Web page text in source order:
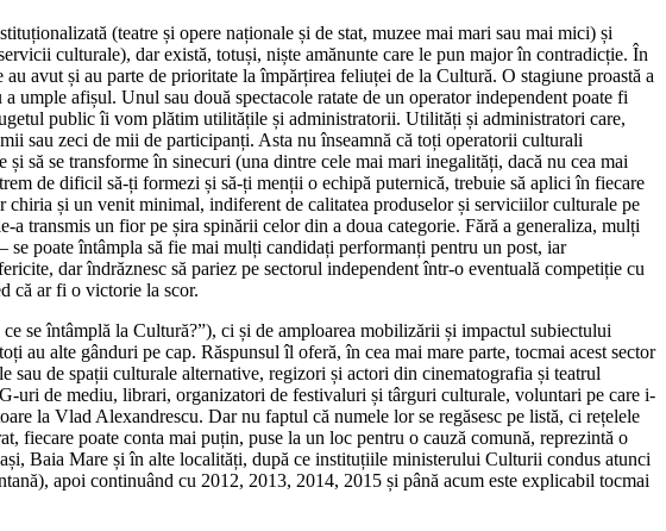
(teatre și opere naționale și de stat, muzee mai mari sau mai mici) și
culturale), dar există, totuși, niște amănunte care le pun major în contradicție. În
avut și au parte de prioritate la împărțirea feliuței de la Cultură. O stagiune proastă a
umple afișul. Unul sau două spectacole ratate de un operator independent poate fi
public îi vom plătim utilitățile și administratorii. Utilități și administratori care,
sau zeci de mii de participanți. Asta nu înseamnă că toți operatorii culturali
să se transforme în sinecuri (una dintre cele mai mari inegalități, dacă nu cea mai
de dificil să-ți formezi și să-ți menții o echipă puternică, trebuie să aplici în fiecare
și un venit minimal, indiferent de calitatea produselor și serviciilor culturale pe
transmis un fior pe șira spinării celor din a doua categorie. Fără a generaliza, mulți
poate întâmpla să fie mai mulți candidați performanți pentru un post, iar
dar îndrăznesc să pariez pe sectorul independent într-o eventuală competiție cu
că ar fi o victorie la scor.
se întâmplă la Cultură?”), ci și de amploarea mobilizării și impactul subiectului
au alte gânduri pe cap. Răspunsul îl oferă, în cea mai mare parte, tocmai acest sector
de spații culturale alternative, regizori și actori din cinematografia și teatrul
de mediu, librari, organizatori de festivaluri și târguri culturale, voluntari pe care i-
la Vlad Alexandrescu. Dar nu faptul că numele lor se regăsesc pe listă, ci rețelele
fiecare poate conta mai puțin, puse la un loc pentru o cauză comună, reprezintă o
Baia Mare și în alte localități, după ce instituțiile ministerului Culturii condus atunci
apoi continuând cu 2012, 2013, 2014, 2015 și până acum este explicabil tocmai